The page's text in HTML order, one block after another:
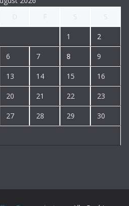
1 2
6 7 8 9
13 14 15 16
20 21 22 23
27 28 29 30